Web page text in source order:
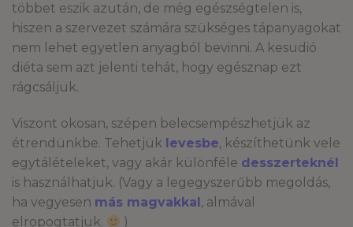
többet eszik azután, de még egészségtelen is,
hiszen a szervezet számára szükséges tápanyagokat
nem lehet egyetlen anyagból bevinni. A kesudió
diéta sem azt jelenti tehát, hogy egésznap ezt
rágcsáljuk.
Viszont okosan, szépen belecsempészhetjük az
étrendünkbe. Tehetjük levesbe, készíthetünk vele
egytálételeket, vagy akár különféle desszerteknél
is használhatjuk. (Vagy a legegyszerűbb megoldás,
ha vegyesen más magvakkal , almával
elropogtatjuk.
)